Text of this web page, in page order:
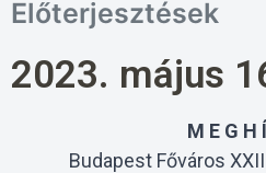
Előterjesztések
2023. május
M E G H
Budapest Főváros